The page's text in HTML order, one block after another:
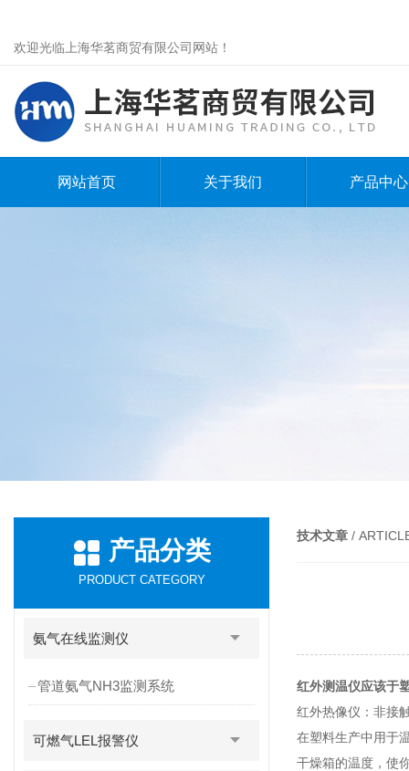
欢迎光临上海华茗商贸有限公司网站！
网站首页 关于我们 产品中心
产品分类
PRODUCT CATEGORY
氨气在线监测仪
管道氨气NH3监测系统
可燃气LEL报警仪
技术文章 /
红外测温仪应该于
红外热像仪：非接
在塑料生产中用于
干燥箱的温度，使